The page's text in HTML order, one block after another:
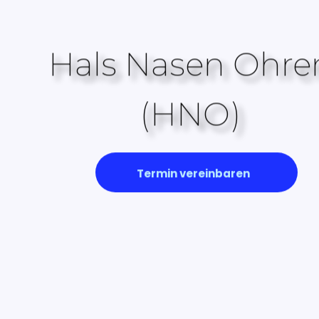
Hals Nasen
(HNO)
Termin vereinbaren